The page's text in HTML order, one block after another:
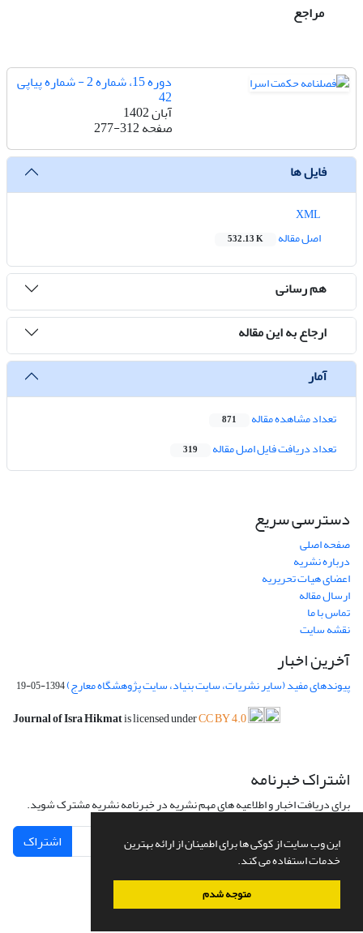
این وب سایت از کوکی ها برای اطمینان از ارائه بهترین
خدمات استفاده می کند.
متوجه شدم
مراجع
دوره 15، شماره 2 - شماره پیاپی
42
آبان 1402
صفحه277-312
فایل ها
اصل مقاله
532.13 K
هم رسانی
ارجاع به این مقاله
آمار
تعداد مشاهده مقاله 871
تعداد دریافت فایل اصل مقاله 319
دسترسی سریع
صفحه اصلی
درباره نشریه
اعضای هیات تحریریه
ارسال مقاله
تماس با ما
نقشه سایت
آخرین اخبار
پیوندهای مفید (سایر نشریات، سایت بنیاد، سایت پژوهشگاه معارج)1394-05-19
Journal of Isra Hikmatis licensed underCC BY 4.0
اشتراک خبرنامه
برای دریافت اخبار و اطلاعیه های مهم نشریه در خبرنامه نشریه مشترک شوید.
اشتراک
سامانه مدیریت نشریات علمی.طراحی و پیاده سازی ازسیناوب